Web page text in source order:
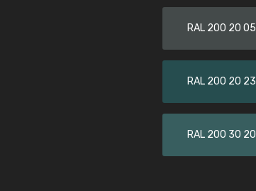
RAL 200 20 05
RAL 200 20 23
RAL 200 30 20